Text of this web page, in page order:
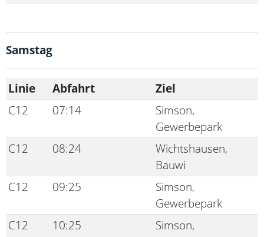
Samstag
Linie Abfahrt
Ziel
C12
07:14
Simson,
Gewerbepark
C12
08:24
Wichtshausen,
Bauwi
C12
09:25
Simson,
Gewerbepark
C12
10:25
Simson,